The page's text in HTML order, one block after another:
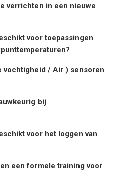
verrichten in een nieuwe
voor toepassingen
vochtigheid / Air ) sensoren
bij
voor het loggen van
een formele training voor